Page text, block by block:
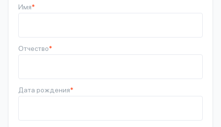
Имя*
Отчество*
Дата рождения*